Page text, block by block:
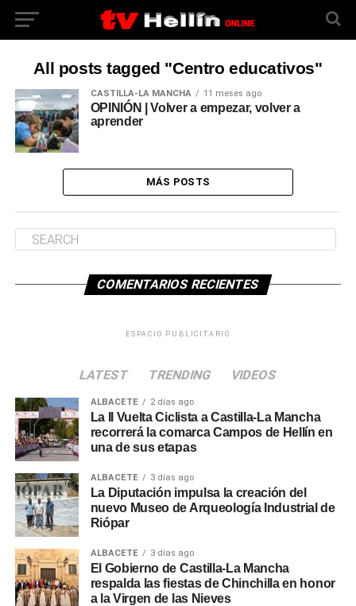
All posts tagged "Centro educativos"
CASTILLA-LA MANCHA 11 meses ago
OPINIÓN | Volver a empezar, volver a
aprender
MÁS POSTS
COMENTARIOS RECIENTES
ESPACIO PUBLICITARIO
LATEST TRENDING VIDEOS
ALBACETE 2 días ago
La II Vuelta Ciclista a Castilla-La Mancha
recorrerá la comarca Campos de Hellín en
una de sus etapas
ALBACETE 3 días ago
La Diputación impulsa la creación del
nuevo Museo de Arqueología Industrial de
Riópar
ALBACETE 3 días ago
El Gobierno de Castilla-La Mancha
respalda las fiestas de Chinchilla en honor
a la Virgen de las Nieves